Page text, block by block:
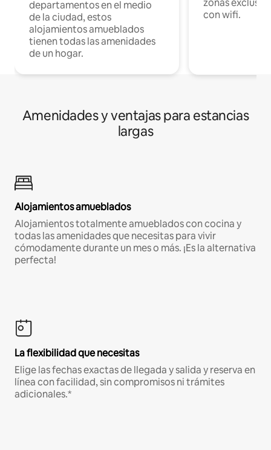
departamentos en el medio
de la ciudad, estos
alojamientos amueblados
tienen todas las amenidades
de un hogar.
zonas
con wifi.
Amenidades y ventajas para estancias
largas
Alojamientos amueblados
Alojamientos totalmente amueblados con cocina y
todas las amenidades que necesitas para vivir
cómodamente durante un mes o más. ¡Es la alternativa
perfecta!
La flexibilidad que necesitas
Elige las fechas exactas de llegada y salida y reserva en
línea con facilidad, sin compromisos ni trámites
adicionales.*